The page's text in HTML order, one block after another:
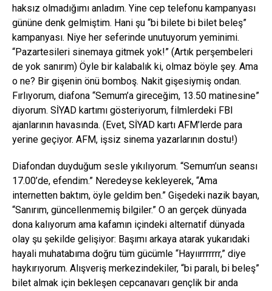
haksız olmadığımı anladım. Yine cep telefonu kampanyası
gününe denk gelmiştim. Hani şu “bi bilete bi bilet beleş”
kampanyası. Niye her seferinde unutuyorum yeminimi.
“Pazartesileri sinemaya gitmek yok!” (Artık perşembeleri
de yok sanırım) Öyle bir kalabalık ki, olmaz böyle şey. Ama
o ne? Bir gişenin önü bomboş. Nakit gişesiymiş ondan.
Fırlıyorum, diafona “Semum’a gireceğim, 13.50 matinesine”
diyorum. SİYAD kartımı gösteriyorum, filmlerdeki FBI
ajanlarının havasında. (Evet, SİYAD kartı AFM’lerde para
yerine geçiyor. AFM, işsiz sinema yazarlarının dostu!)
Diafondan duyduğum sesle yıkılıyorum. “Semum’un seansı
17.00’de, efendim.” Neredeyse kekleyerek, “Ama
internetten baktım, öyle geldim ben.” Gişedeki nazik bayan,
“Sanırım, güncellenmemiş bilgiler.” O an gerçek dünyada
dona kalıyorum ama kafamın içindeki alternatif dünyada
olay şu şekilde gelişiyor: Başımı arkaya atarak yukarıdaki
hayali muhatabıma doğru tüm gücümle “Hayıırrrrrrr,” diye
haykırıyorum. Alışveriş merkezindekiler, “bi paralı, bi beleş”
bilet almak için bekleşen cepcanavarı gençlik bir anda